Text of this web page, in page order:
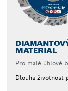
MATERIAL
Pro malé úhlové
Dlouhá životnost